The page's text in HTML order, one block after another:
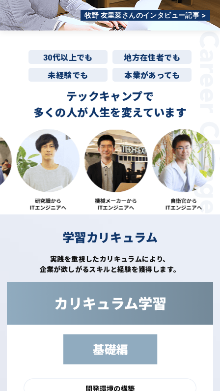
牧野 友里菜さんのインタビュー記事 >
30代以上でも
地方在住者でも
未経験でも
本業があっても
テックキャンプで
多くの人が人生を変えています
学習カリキュラム
実践を重視したカリキュラムにより、
企業が欲しがるスキルと経験を獲得します。